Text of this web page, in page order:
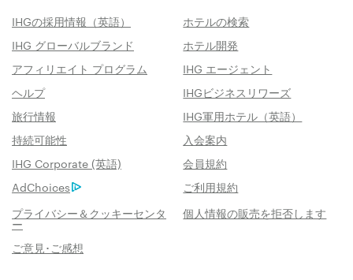
IHGの採用情報（英語）
ホテルの検索
IHG グローバルブランド
ホテル開発
アフィリエイト プログラム
IHG エージェント
ヘルプ
IHGビジネスリワーズ
旅行情報
IHG軍用ホテル（英語）
持続可能性
入会案内
IHG Corporate (英語)
会員規約
AdChoices
ご利用規約
プライバシー＆クッキーセンタ
ー
個人情報の販売を拒否します
ご意見･ご感想